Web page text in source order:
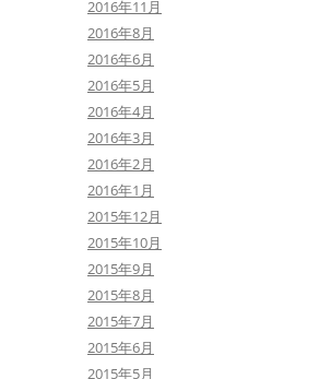
2016年11月
2016年8月
2016年6月
2016年5月
2016年4月
2016年3月
2016年2月
2016年1月
2015年12月
2015年10月
2015年9月
2015年8月
2015年7月
2015年6月
2015年5月